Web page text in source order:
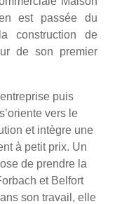
est passée du
construction de
de son premier
puis
vers le
et intègre une
à petit prix. Un
de prendre la
et Belfort
son travail, elle